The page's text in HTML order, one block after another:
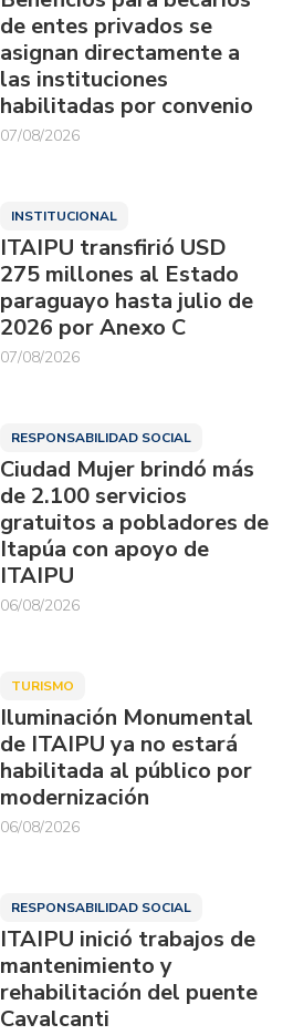
de entes privados se
asignan directamente a
las instituciones
habilitadas por convenio
07/08/2026
INSTITUCIONAL
ITAIPU transfirió USD
275 millones al Estado
paraguayo hasta julio de
2026 por Anexo C
07/08/2026
RESPONSABILIDAD SOCIAL
Ciudad Mujer brindó más
de 2.100 servicios
gratuitos a pobladores de
Itapúa con apoyo de
ITAIPU
06/08/2026
TURISMO
Iluminación Monumental
de ITAIPU ya no estará
habilitada al público por
modernización
06/08/2026
RESPONSABILIDAD SOCIAL
ITAIPU inició trabajos de
mantenimiento y
rehabilitación del puente
Cavalcanti